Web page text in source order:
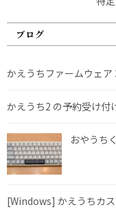
ブログ
かえうちファームウェア
かえうち2 の予約受け付
おやうち
[Windows] かえうちカ